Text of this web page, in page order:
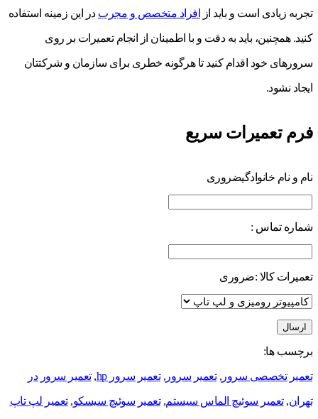
تجربه زیادی است و باید از افراد متخصص و مجرب در این زمینه استفاده
کنید. همچنین، باید به دقت و با اطمینان از انجام تعمیرات بر روی
سرورهای خود اقدام کنید تا هرگونه خطری برای سازمان و شرکتتان
ایجاد نشود.
فرم تعمیرات سریع
نام و نام خانوادگیضروری
شماره تماس :
تعمیرات کالا :ضروری
برچسب ها:
تعمیر تخصصی سرور ,تعمیر سرور ,تعمیر سرور hp ,تعمیر سرور در
تهران,تعمیر سوئیچ الماس سیستم,تعمیر سوئیچ سیسکو,تعمیر لپ تاپ